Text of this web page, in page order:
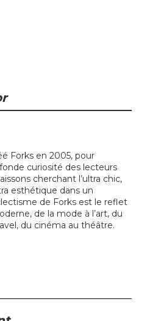
Forks en 2005, pour
curiosité des lecteurs
cherchant l’ultra chic,
esthétique dans un
de Forks est le reflet
de la mode à l’art, du
du cinéma au théâtre.